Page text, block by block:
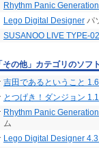
Rhythm Panic
Lego Digital Designer パ
SUSANOO LIVE TYPE-02
「その他」カテゴリのソフ
吉田であるということ
とつげき！ダンジョン
Rhythm Panic
ム
Lego Digital Designer